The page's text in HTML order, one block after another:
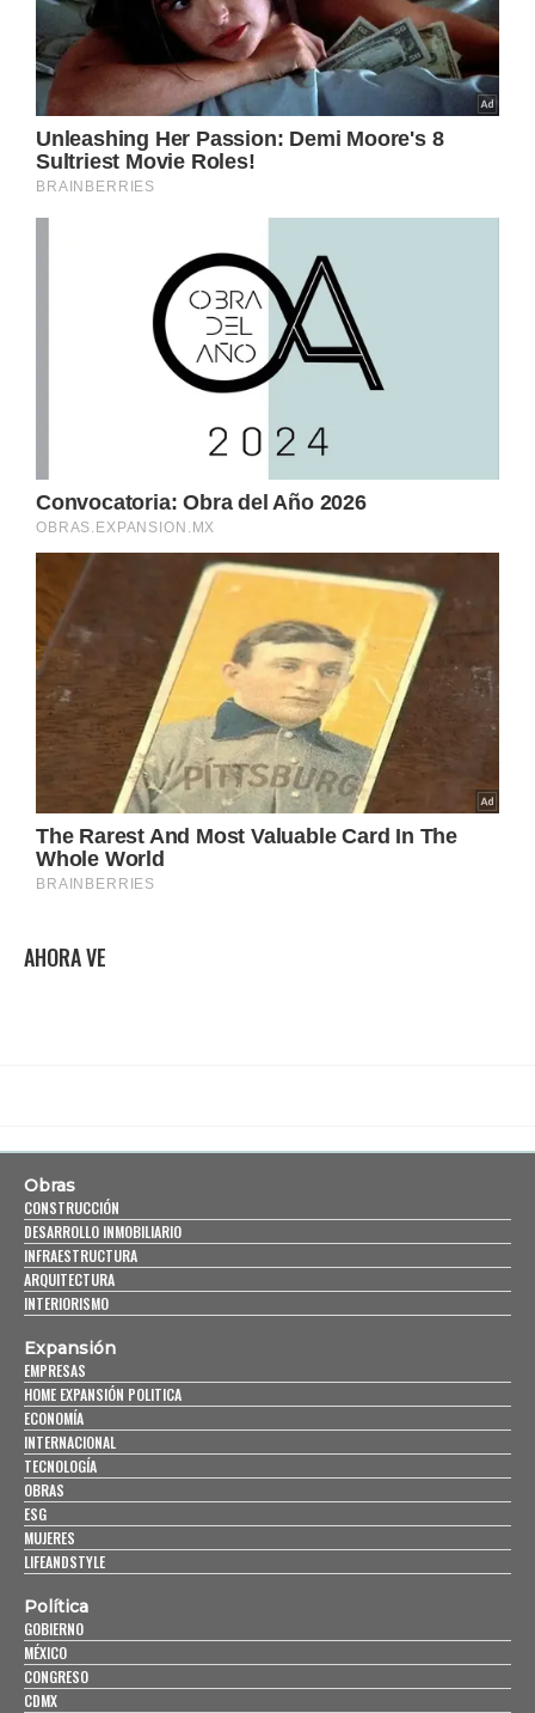
AHORA VE
Obras
CONSTRUCCIÓN
DESARROLLO INMOBILIARIO
INFRAESTRUCTURA
ARQUITECTURA
INTERIORISMO
Expansión
EMPRESAS
HOME EXPANSIÓN POLITICA
ECONOMÍA
INTERNACIONAL
TECNOLOGÍA
OBRAS
ESG
MUJERES
LIFEANDSTYLE
Política
GOBIERNO
MÉXICO
CONGRESO
CDMX